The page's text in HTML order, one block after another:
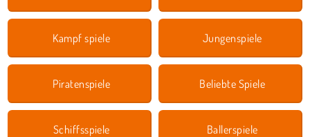
Kampf spiele Jungenspiele
Piratenspiele Beliebte Spiele
Schiffsspiele Ballerspiele